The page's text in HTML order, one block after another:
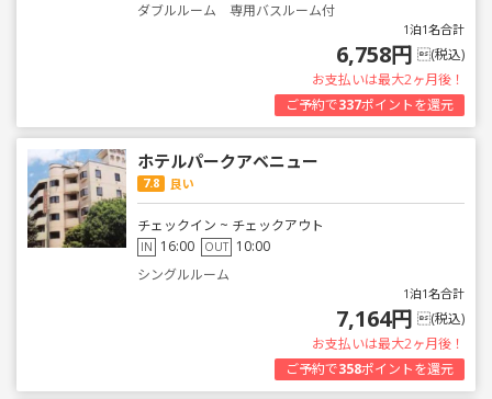
ダブルルーム 専用バスルーム付
1泊1名合計
6,758円 (税込)
お支払いは最大2ヶ月後！
ご予約で337ポイントを還元
ホテルパークアベニュー
7.8 良い
チェックイン ~ チェックアウト
IN 16:00 OUT 10:00
シングルルーム
1泊1名合計
7,164円 (税込)
お支払いは最大2ヶ月後！
ご予約で358ポイントを還元